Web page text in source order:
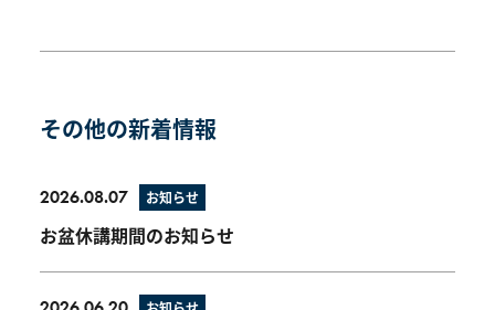
その他の新着情報
2026.08.07 お知らせ
お盆休講期間のお知らせ